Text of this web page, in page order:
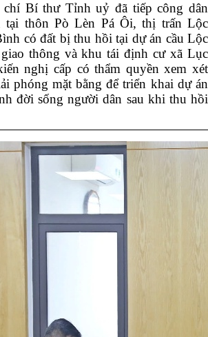
chí Bí thư Tỉnh uỷ đã tiếp công dân
tại thôn Pò Lèn Pá Ôi, thị trấn Lộc
có đất bị thu hồi tại dự án cầu Lộc
thông và khu tái định cư xã Lục
nghị cấp có thẩm quyền xem xét
phóng mặt bằng để triển khai dự án
đời sống người dân sau khi thu hồi